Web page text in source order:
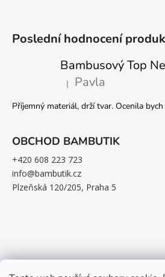
Poslední hodnocení
Hodnocení produktu je 5 z 5
| Pavla
Příjemný materiál, drží tvar. Ocenila
OBCHOD BAMBUTIK
+420 608 223 723
info@bambutik.cz
Plzeňská 120/205, Praha 5